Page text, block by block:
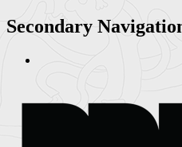
Secondary